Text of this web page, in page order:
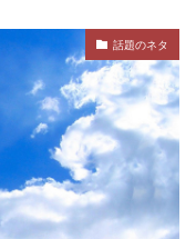
話題のネタ